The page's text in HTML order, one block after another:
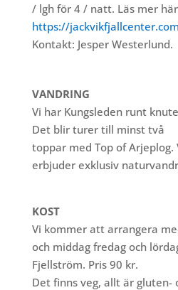
/ lgh för 4 / natt. Läs mer
https://
Kontakt: Jesper Westerlund.
VANDRING
Vi har Kungsleden runt
Det blir turer till minst två
toppar med Top of Arjeplog.
erbjuder exklusiv
KOST
Vi kommer att arrangera
och middag fredag och
Fjellström. Pris 90 kr.
Det finns veg, allt är gluten-